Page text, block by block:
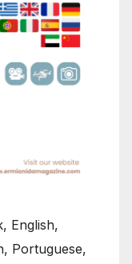
English,
Portuguese,